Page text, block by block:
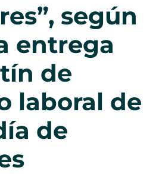
según
entrega
de
laboral de
de